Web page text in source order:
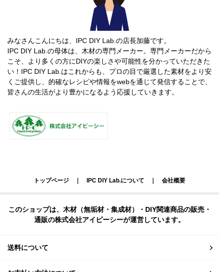
みなさんこんにちは、IPC DIY Lab.の店長加藤です。
IPC DIY Lab.の母体は、木材の専門メーカー。専門メーカーだから
こそ、より多くの方にDIYの楽しさや可能性を分かっていただきた
い！IPC DIY Lab.はこれからも、プロの目で厳選した素材をより安
くご提供し、的確なレシピや情報をwebを通じて発信することで、
皆さんの生活がより豊かになるよう応援していきます。
トップページ IPC DIY Lab.について 会社概要
このショップは、木材（無垢材・集成材）・DIY関連商品の販売・
通販の株式会社アイピーシーが運営しています。
送料について